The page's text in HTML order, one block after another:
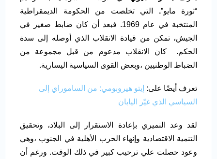
“ثورة مايو”. التي تخلصت من الحكومة الديمقراطية
المنتخبة في عام 1969. فبعد أن كان ضابط صغير في
الجيش، تمكن من قيادة الانقلاب الذي أوصله إلى سدة
الحكم. كان الانقلاب مدعوم من قبل مجموعة من
الضباط الوطنيين ،وبعض القوى السياسية اليسارية.
تعرف أيضًا على: إيتو هيروبومي: من الساموراي إلى
السياسي الذي غيّر اليابان
لقد وعد النميري بإعادة الاستقرار إلى البلاد، وتحقيق
التنمية الاقتصادية وإنهاء الحرب الأهلية في الجنوب ،وهي
وعود حصلت علي ترحيب كبير في ذلك الوقت. ورغم أن